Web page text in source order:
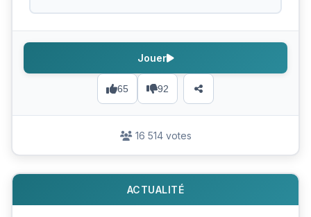
65 92
Jouer
16 514 votes
ACTUALITÉ